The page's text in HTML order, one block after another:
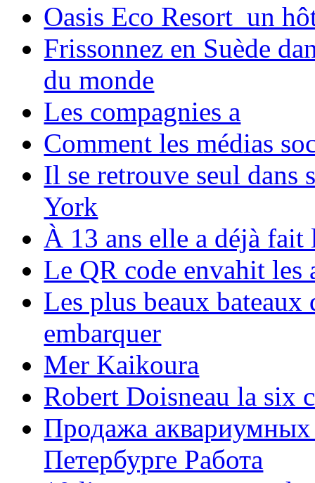
Oasis Eco Resort un
Frissonnez en Suède
du monde
Les compagnies a
Comment les médias
Il se retrouve seul dans
York
À 13 ans elle a déjà
Le QR code envahit les
Les plus beaux bateaux
embarquer
Mer Kaikoura
Robert Doisneau la six
Продажа аквариумных
Петербурге Работа